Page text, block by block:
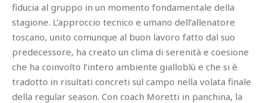
fiducia al gruppo in un momento fondamentale della
stagione. L’approccio tecnico e umano dell’allenatore
toscano, unito comunque al buon lavoro fatto dal suo
predecessore, ha creato un clima di serenità e coesione
che ha coinvolto l’intero ambiente gialloblù e che si è
tradotto in risultati concreti sul campo nella volata finale
della regular season. Con coach Moretti in panchina, la